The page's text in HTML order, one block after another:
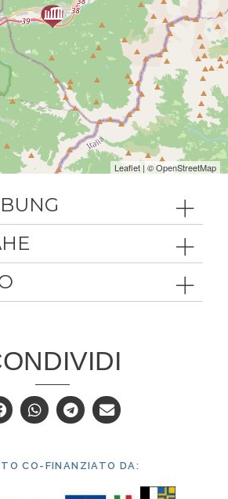
Leaflet | ©OpenStreetMap
CO-FINANZIATO DA: